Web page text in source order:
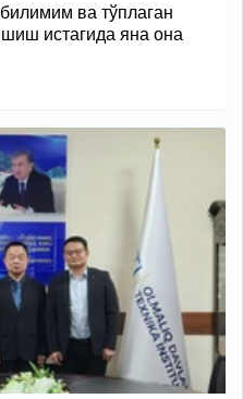
ва тўплаган
истагида яна она